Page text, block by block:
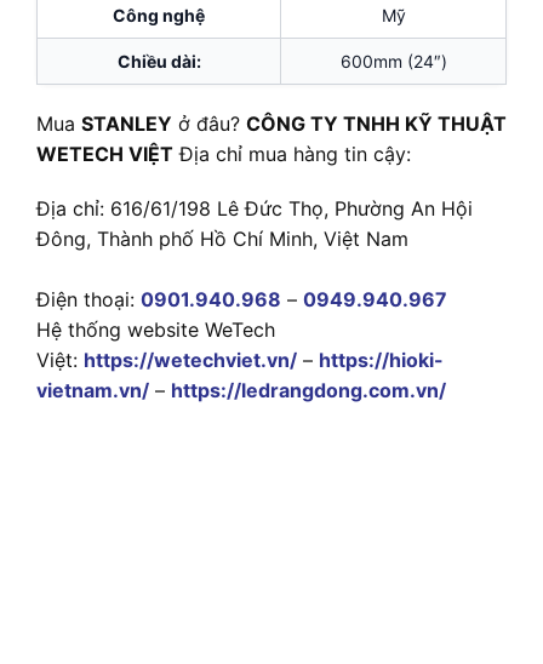
Công nghệ Mỹ
Chiều dài: 600mm (24″)
Mua STANLEY ở đâu? CÔNG TY TNHH KỸ THUẬT
WETECH VIỆT Địa chỉ mua hàng tin cậy:
Địa chỉ: 616/61/198 Lê Đức Thọ, Phường An Hội
Đông, Thành phố Hồ Chí Minh, Việt Nam
Điện thoại: 0901.940.968 – 0949.940.967
Hệ thống website WeTech
Việt: https://wetechviet.vn/ – https://hioki-
vietnam.vn/ – https://ledrangdong.com.vn/